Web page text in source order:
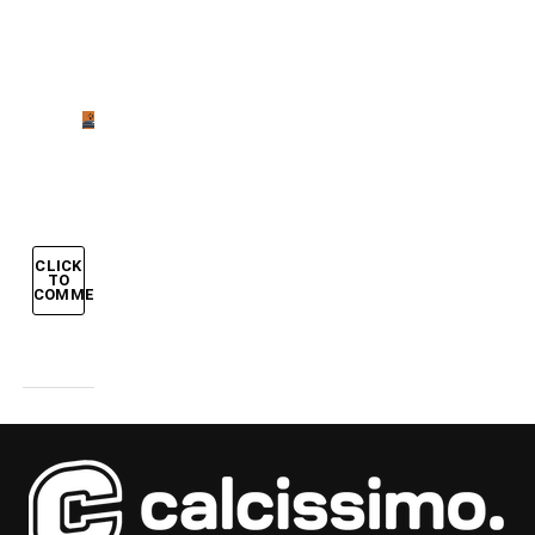
CLICK
TO
COMMENT